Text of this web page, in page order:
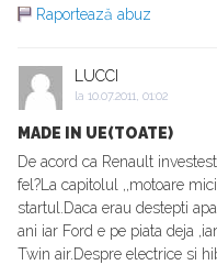
Raportează abuz
LUCCI
la 10.07.2011, 01:02
MADE IN UE(TOATE)
De acord ca Renault
fel?La capitolul ,,motoare
startul.Daca erau destepti
ani iar Ford e pe piata deja
Twin air.Despre electrice si